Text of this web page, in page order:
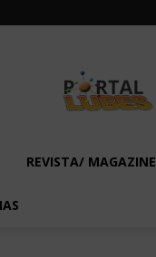
em
Foco
REVISTA/ MAGAZINE